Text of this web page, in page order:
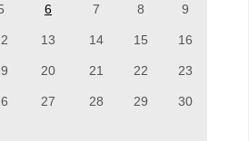
6 7 8 9
13 14 15 16
20 21 22 23
27 28 29 30